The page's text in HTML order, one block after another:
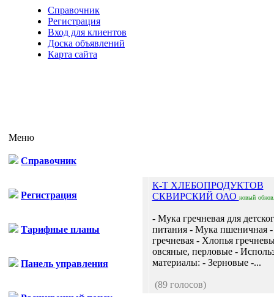
Справочник
Регистрация
Вход для клиентов
Доска объявлений
Карта сайта
Меню
Справочник
Регистрация
Тарифные планы
Панель управления
К-Т ХЛЕБОПРОДУКТОВ
СКВИРСКИЙ ОАО новый
- Мука гречневая для
питания - Мука пшеничная
гречневая - Хлопья
овсяные, перловые -
материалы: - Зерновые -...
(89 голосов)